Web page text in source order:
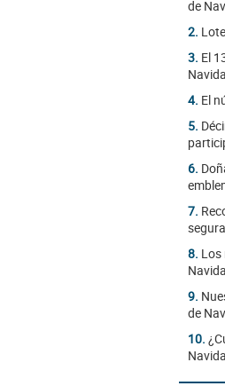
de
2.
3. El
4. El
5.
6.
7.
8. Los
9.
de
10.